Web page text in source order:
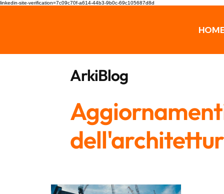
linkedin-site-verification=7c09c70f-a614-44b3-9b0c-69c105687d8d
ArkiBlog